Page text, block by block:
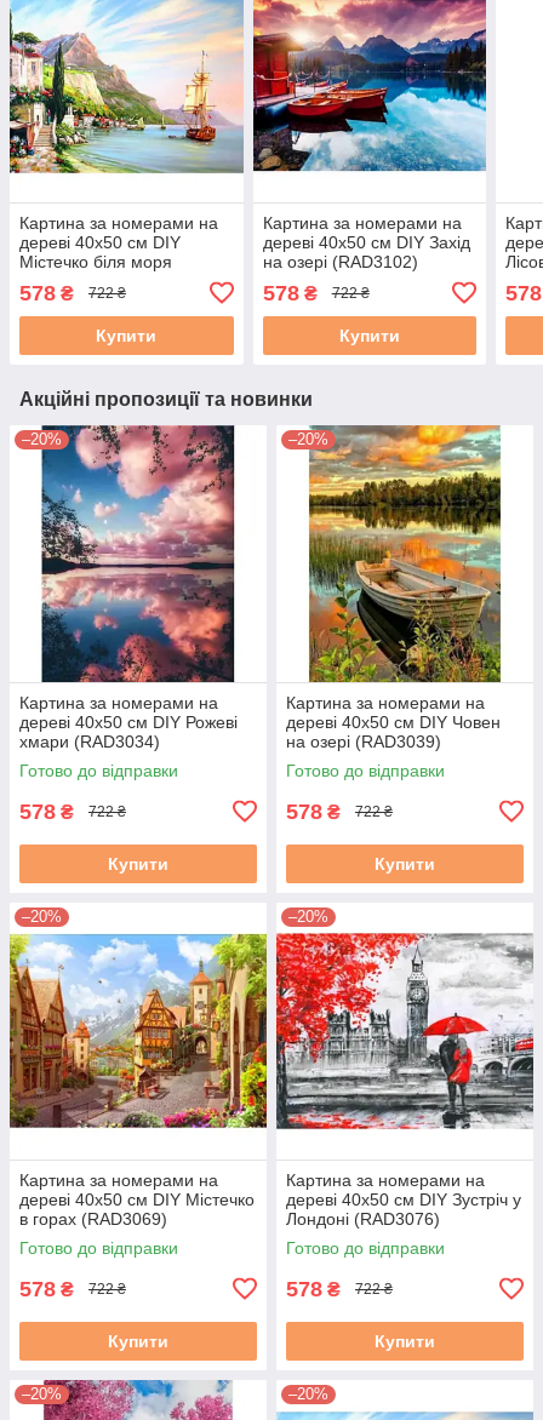
Картина за номерами на
дереві 40х50 см DIY
Містечко біля моря
578 ₴ 722 ₴
Купити
Картина за номерами на
дереві 40х50 см DIY Захід
на озері (RAD3102)
578₴ 722 ₴
Купити
578
Акційні пропозиції та новинки
–20%
Картина за номерами на
дереві 40х50 см DIY Рожеві
хмари (RAD3034)
Готово до відправки
578 ₴ 722 ₴
Купити
–20%
Картина за номерами на
дереві 40х50 см DIY Човен
на озері (RAD3039)
Готово до відправки
578 ₴ 722 ₴
Купити
–20%
Картина за номерами на
дереві 40х50 см DIY Містечко
в горах (RAD3069)
Готово до відправки
578 ₴ 722 ₴
Купити
–20%
Картина за номерами на
дереві 40х50 см DIY Зустріч у
Лондоні (RAD3076)
Готово до відправки
578 ₴ 722 ₴
Купити
–20% –20%